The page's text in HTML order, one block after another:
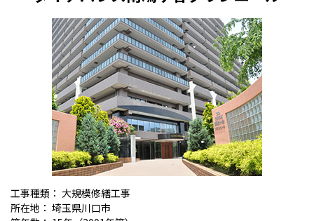
工事種類： 大規模修繕工事
所在地： 埼玉県川口市